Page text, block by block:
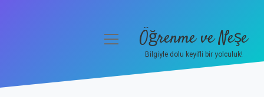
menüyüÖğrenme ve Neşe
Bilgiyle dolu keyifli bir yolculuk!